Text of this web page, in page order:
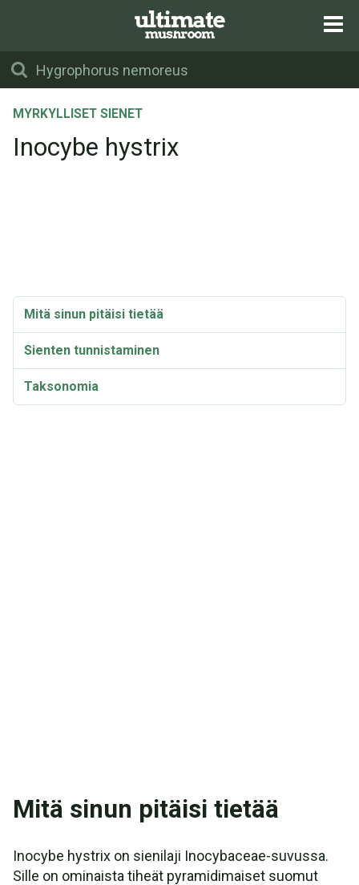
MYRKYLLISET SIENET
Inocybe hystrix
Mitä sinun pitäisi tietää
Sienten tunnistaminen
Taksonomia
Mitä sinun pitäisi tietää
Inocybe hystrix on sienilaji Inocybaceae-suvussa.
Sille on ominaista tiheät pyramidimaiset suomut